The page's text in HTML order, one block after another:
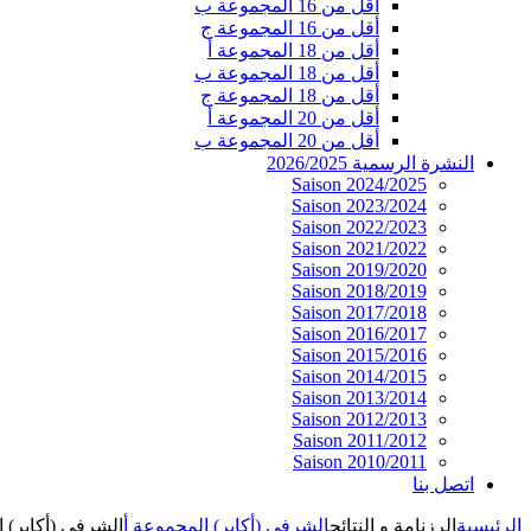
أقل من 16 المجموعة ب
أقل من 16 المجموعة ج
أقل من 18 المجموعة أ
أقل من 18 المجموعة ب
أقل من 18 المجموعة ج
أقل من 20 المجموعة أ
أقل من 20 المجموعة ب
النشرة الرسمية 2026/2025
Saison 2024/2025
Saison 2023/2024
Saison 2022/2023
Saison 2021/2022
Saison 2019/2020
Saison 2018/2019
Saison 2017/2018
Saison 2016/2017
Saison 2015/2016
Saison 2014/2015
Saison 2013/2014
Saison 2012/2013
Saison 2011/2012
Saison 2010/2011
اتصل بنا
الرئيسية الرزنامة و النتائجالشرفي (أكابر) المجموعة أ
الشرفي (أكابر)